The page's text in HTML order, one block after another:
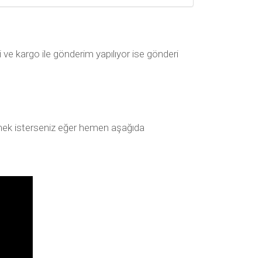
kargo ile gönderim yapılıyor ise gönderi
isterseniz eğer hemen aşağıda